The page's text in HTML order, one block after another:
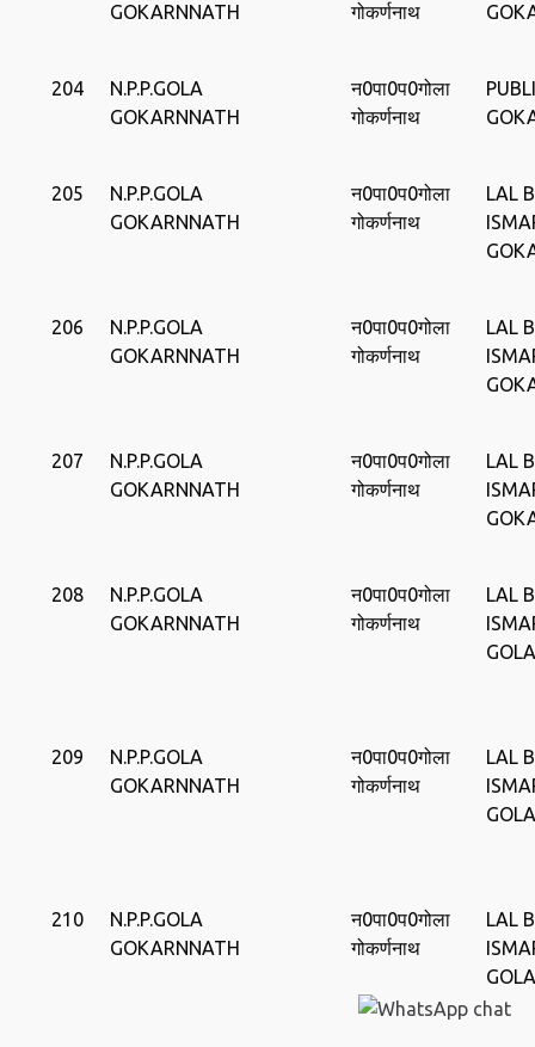
GOKARNNATH
गोकर्णनाथ
204
N.P.P.GOLA
GOKARNNATH
न0पा0प0गोला
गोकर्णनाथ
205
N.P.P.GOLA
GOKARNNATH
न0पा0प0गोला
गोकर्णनाथ
LAL
206
N.P.P.GOLA
GOKARNNATH
न0पा0प0गोला
गोकर्णनाथ
LAL
207
N.P.P.GOLA
GOKARNNATH
न0पा0प0गोला
गोकर्णनाथ
LAL
208
N.P.P.GOLA
GOKARNNATH
न0पा0प0गोला
गोकर्णनाथ
LAL
209
N.P.P.GOLA
GOKARNNATH
न0पा0प0गोला
गोकर्णनाथ
LAL
210
N.P.P.GOLA
GOKARNNATH
न0पा0प0गोला
गोकर्णनाथ
LAL